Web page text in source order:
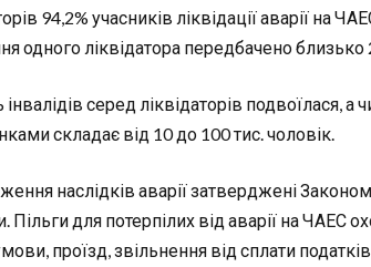
94,2% учасників ліквідації аварії на
одного ліквідатора передбачено близько
інвалідів серед ліквідаторів подвоїлася,
складає від 10 до 100 тис. чоловік.
наслідків аварії затверджені
для потерпілих від аварії на ЧАЕС
проїзд, звільнення від сплати